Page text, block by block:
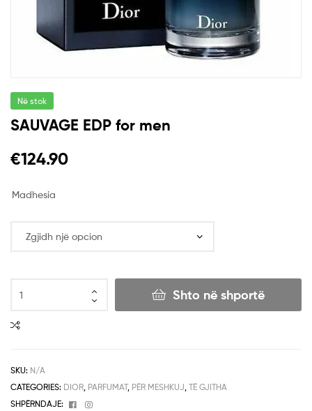
Në stok
SAUVAGE EDP for men
€124.90
Madhesia
Shto në shportë
SKU: N/A
CATEGORIES: DIOR PARFUMAT, PËR MESHKUJ TË GJITHA
SHPËRNDAJE:
Facebook
Instagram